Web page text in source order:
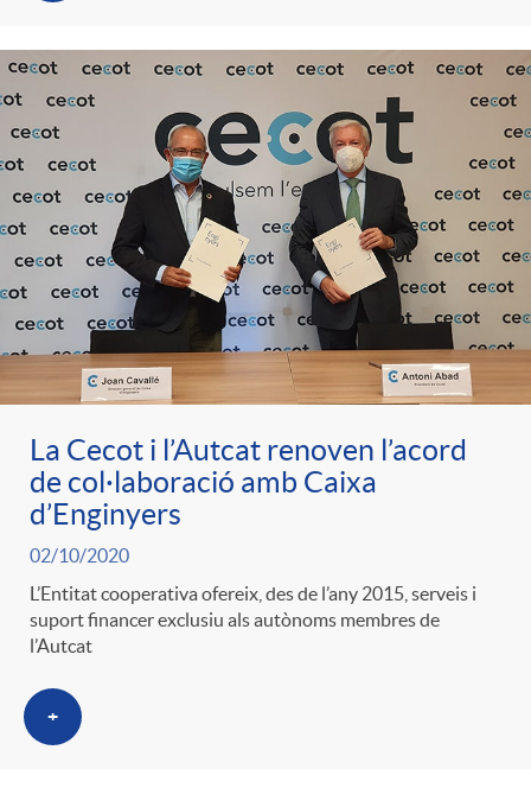
l
a
d
e
p
r
e
n
s
a
a
t
e
g
o
r
i
e
s
o
A
n
c
l
a
F
i
l
t
o
r
d
e
c
o
n
t
i
La Cecot i l’Autcat renoven l’acord
de col·laboració amb Caixa
d’Enginyers
02/10/2020
L’Entitat cooperativa ofereix, des de l’any 2015, serveis i
suport financer exclusiu als autònoms membres de
l’Autcat
+